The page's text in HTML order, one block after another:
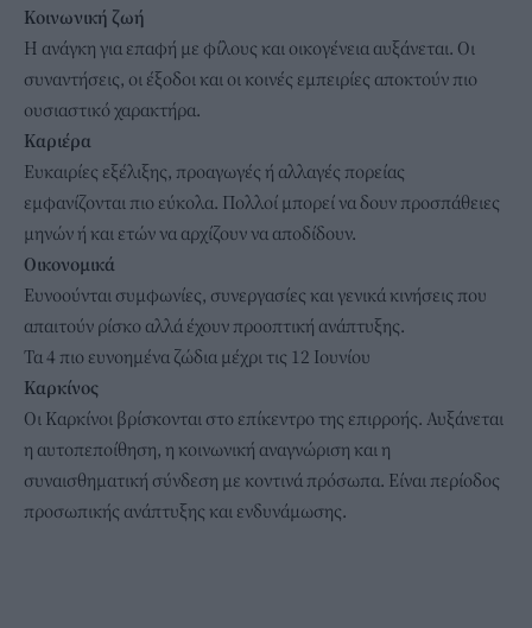
Κοινωνική ζωή
Η ανάγκη για επαφή με φίλους και οικογένεια αυξάνεται. Οι
συναντήσεις, οι έξοδοι και οι κοινές εμπειρίες αποκτούν πιο
ουσιαστικό χαρακτήρα.
Καριέρα
Ευκαιρίες εξέλιξης, προαγωγές ή αλλαγές πορείας
εμφανίζονται πιο εύκολα. Πολλοί μπορεί να δουν προσπάθειες
μηνών ή και ετών να αρχίζουν να αποδίδουν.
Οικονομικά
Ευνοούνται συμφωνίες, συνεργασίες και γενικά κινήσεις που
απαιτούν ρίσκο αλλά έχουν προοπτική ανάπτυξης.
Τα 4 πιο ευνοημένα ζώδια μέχρι τις 12 Ιουνίου
Καρκίνος
Οι Καρκίνοι βρίσκονται στο επίκεντρο της επιρροής. Αυξάνεται
η αυτοπεποίθηση, η κοινωνική αναγνώριση και η
συναισθηματική σύνδεση με κοντινά πρόσωπα. Είναι περίοδος
προσωπικής ανάπτυξης και ενδυνάμωσης.